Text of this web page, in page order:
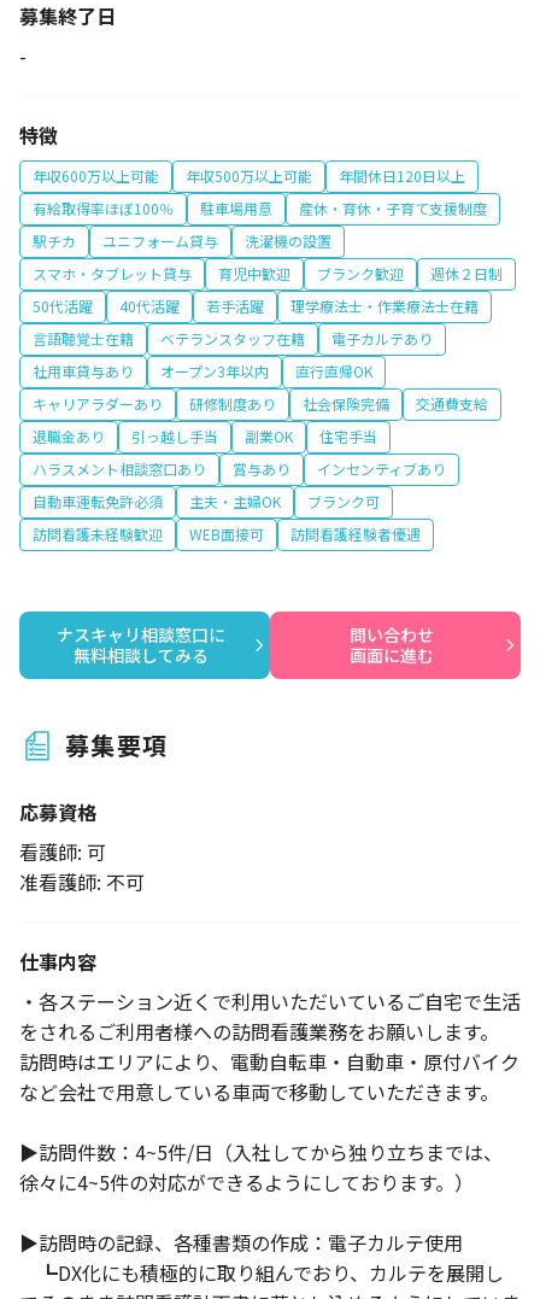
募集終了日
-
特徴
年収600万以上可能 年収500万以上可能
年間休日120日以上
有給取得率ほぼ100％
駐車場用意
産休・育休・子育て支援制度
駅チカ
ユニフォーム貸与
洗濯機の設置
スマホ・タブレット貸与
育児中歓迎 ブランク歓迎
週休２日制
50代活躍
40代活躍 若手活躍
理学療法士・作業療法士在籍
言語聴覚士在籍
ベテランスタッフ在籍
電子カルテあり
社用車貸与あり
オープン3年以内
直行直帰OK
キャリアラダーあり
研修制度あり 社会保険完備
交通費支給
退職金あり
引っ越し手当 副業OK
住宅手当
ハラスメント相談窓口あり
賞与あり
インセンティブあり
自動車運転免許必須
主夫・主婦OK
ブランク可
訪問看護未経験歓迎
WEB面接可 訪問看護経験者優遇
ナスキャリ相談窓口に
無料相談してみる
問い合わせ
画面に進む
募集要項
応募資格
看護師: 可
准看護師: 不可
仕事内容
・各ステーション近くで利用いただいているご自宅で生活
をされるご利用者様への訪問看護業務をお願いします。
訪問時はエリアにより、電動自転車・自動車・原付バイク
など会社で用意している車両で移動していただきます。
▶️訪問件数：4~5件/日（入社してから独り立ちまでは、
徐々に4~5件の対応ができるようにしております。）
▶️訪問時の記録、各種書類の作成：電子カルテ使用
┗DX化にも積極的に取り組んでおり、カルテを展開し